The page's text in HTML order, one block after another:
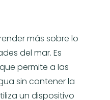
más sobre lo
del mar. Es
permite a las
sin contener la
un dispositivo